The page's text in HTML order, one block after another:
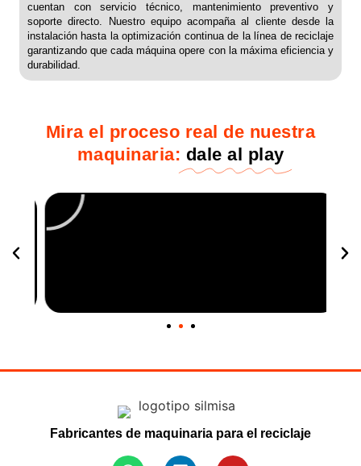
cuentan con servicio técnico, mantenimiento preventivo y
soporte directo. Nuestro equipo acompaña al cliente desde la
instalación hasta la optimización continua de la línea de reciclaje
garantizando que cada máquina opere con la máxima eficiencia y
durabilidad.
Mira el proceso real de nuestra
maquinaria: dale al play
Fabricantes de maquinaria para el reciclaje